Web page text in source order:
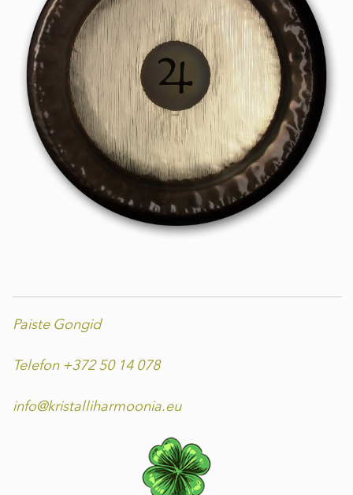
Paiste Gongid
Telefon +372 50 14 078
info@kristalliharmoonia.eu